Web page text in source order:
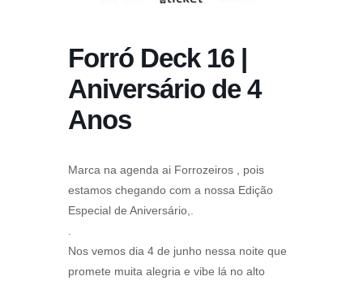
Forró Deck 16 |
Aniversário de 4
Anos
Marca na agenda ai Forrozeiros , pois
estamos chegando com a nossa Edição
Especial de Aniversário,.
Nos vemos dia 4 de junho nessa noite que
promete muita alegria e vibe lá no alto